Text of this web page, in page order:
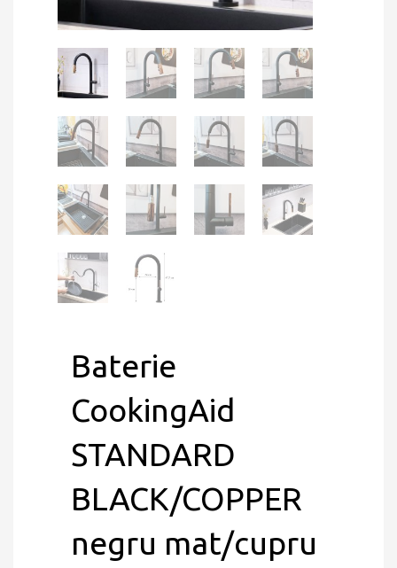
Baterie
CookingAid
STANDARD
BLACK/COPPER
negru mat/cupru